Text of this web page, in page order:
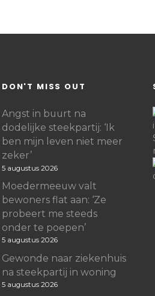
DON'T MISS OUT
Angst in buurt na
dodelijke steekpartij: ‘Ik
ben mijn leven niet meer
zeker’
5 augustus 2026
Moedermeeuw valt
bewoners flat aan: ‘Ze
probeert me steeds
onder te poepen’
5 augustus 2026
Gewonde naar ziekenhuis
na steekpartij in woning
5 augustus 2026